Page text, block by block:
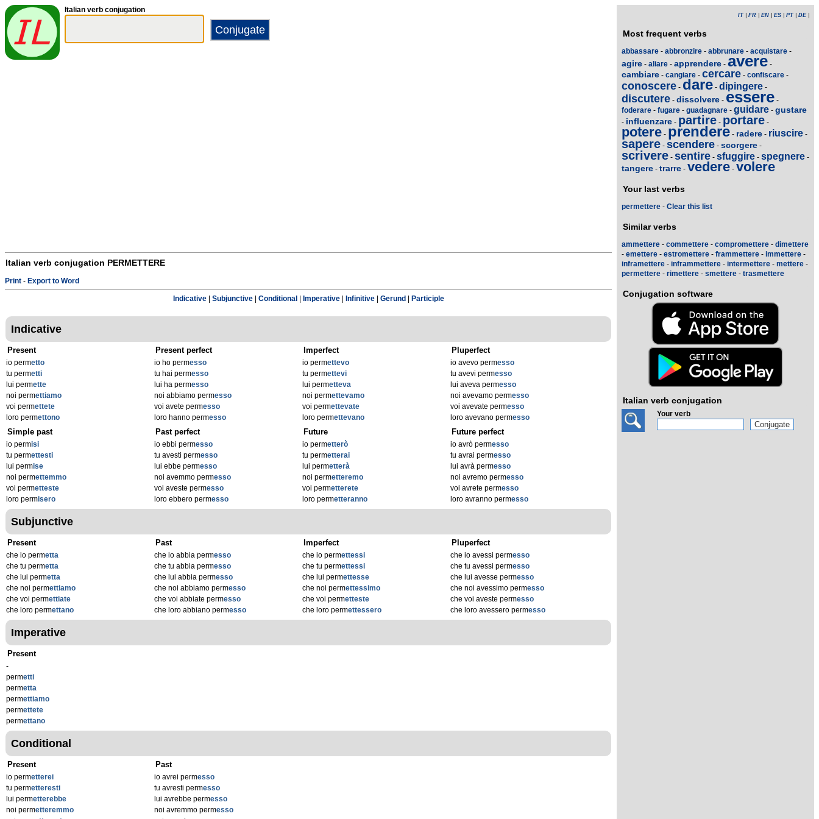
Italian verb conjugation
Italian verb conjugation PERMETTERE
Print - Export to Word
Indicative| Subjunctive| Conditional Imperative| Infinitive| Gerund Participle
Indicative
Present
io permetto
tu permetti
lui permette
noi permettiamo
voi permettete
loro permettono
Present perfect
io ho permesso
tu hai permesso
lui ha permesso
noi abbiamo permesso
voi avete permesso
loro hanno permesso
Imperfect
io permettevo
tu permettevi
lui permetteva
noi permettevamo
voi permettevate
loro permettevano
Pluperfect
io avevo permesso
tu avevi permesso
lui aveva permesso
noi avevamo permesso
voi avevate permesso
loro avevano permesso
Simple past
io permisi
tu permettesti
lui permise
noi permettemmo
voi permetteste
loro permisero
Past perfect
io ebbi permesso
tu avesti permesso
lui ebbe permesso
noi avemmo permesso
voi aveste permesso
loro ebbero permesso
Future
io permetterò
tu permetterai
lui permetterà
noi permetteremo
voi permetterete
loro permetteranno
Future perfect
io avrò permesso
tu avrai permesso
lui avrà permesso
noi avremo permesso
voi avrete permesso
loro avranno permesso
Subjunctive
Present
che io permetta
che tu permetta
che lui permetta
che noi permettiamo
che voi permettiate
che loro permettano
Past
che io abbia permesso
che tu abbia permesso
che lui abbia permesso
che noi abbiamo permesso
che voi abbiate permesso
che loro abbiano permesso
Imperfect
che io permettessi
che tu permettessi
che lui permettesse
che noi permettessimo
che voi permetteste
che loro permettessero
Pluperfect
che io avessi permesso
che tu avessi permesso
che lui avesse permesso
che noi avessimo permesso
che voi aveste permesso
che loro avessero permesso
Imperative
Present
-
permetti
permetta
permettiamo
permettete
permettano
Conditional
Present
io permetterei
tu permetteresti
lui permetterebbe
noi permetteremmo
Past
io avrei permesso
tu avresti permesso
lui avrebbe permesso
noi avremmo permesso
IT FR EN ES PT DE|
Most frequent verbs
abbassare - abbronzire - abbrunare - acquistare -
agire - aliare - apprendere - avere -
cambiare - cangiare - cercare - confiscare -
conoscere - dare - dipingere -
discutere - dissolvere - essere -
foderare - fugare - guadagnare - guidare - gustare
- influenzare - partire - portare -
potere - prendere - radere - riuscire -
sapere - scendere - scorgere -
scrivere - sentire - sfuggire - spegnere -
tangere - trarre - vedere - volere
Your last verbs
permettere - Clear this list
Similar verbs
ammettere - commettere - compromettere - dimettere
- emettere - estromettere - frammettere - immettere -
inframettere - inframmettere - intermettere - mettere -
permettere - rimettere - smettere - trasmettere
Conjugation software
Italian verb conjugation
Your verb